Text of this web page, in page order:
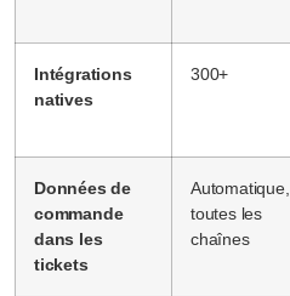
Intégrations
natives
300+
Données de
commande
dans les
tickets
Automatique,
toutes les
chaînes